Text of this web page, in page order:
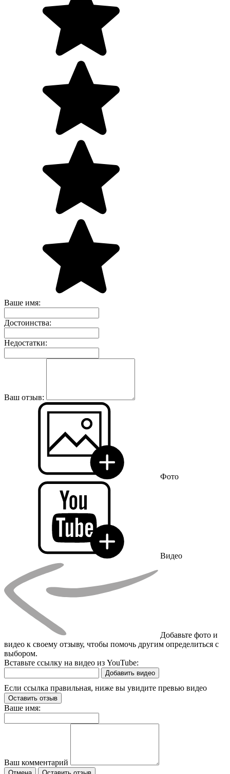
Ваше имя:
Достоинства:
Недостатки:
Ваш отзыв:
Фото
Видео
Добавьте фото и
видео к своему отзыву, чтобы помочь другим определиться с
выбором.
Вставьте ссылку на видео из YouTube:
Добавить видео
Если ссылка правильная, ниже вы увидите превью видео
Оставить отзыв
Ваше имя:
Ваш комментарий